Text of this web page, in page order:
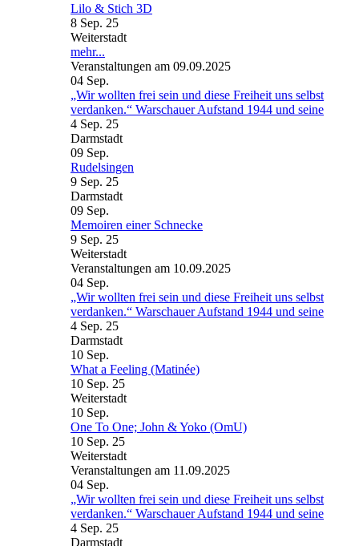
Lilo & Stich 3D
8 Sep. 25
Weiterstadt
mehr...
Veranstaltungen am 09.09.2025
04 Sep.
„Wir wollten frei sein und diese Freiheit uns selbst
verdanken.“ Warschauer Aufstand 1944 und seine
4 Sep. 25
Darmstadt
09 Sep.
Rudelsingen
9 Sep. 25
Darmstadt
09 Sep.
Memoiren einer Schnecke
9 Sep. 25
Weiterstadt
Veranstaltungen am 10.09.2025
04 Sep.
„Wir wollten frei sein und diese Freiheit uns selbst
verdanken.“ Warschauer Aufstand 1944 und seine
4 Sep. 25
Darmstadt
10 Sep.
What a Feeling (Matinée)
10 Sep. 25
Weiterstadt
10 Sep.
One To One; John & Yoko (OmU)
10 Sep. 25
Weiterstadt
Veranstaltungen am 11.09.2025
04 Sep.
„Wir wollten frei sein und diese Freiheit uns selbst
verdanken.“ Warschauer Aufstand 1944 und seine
4 Sep. 25
Darmstadt